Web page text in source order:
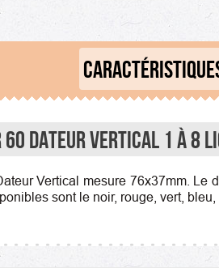
Dateur Vertical 1 à 8
Vertical mesure 76x37mm.
sont le noir, rouge, vert,